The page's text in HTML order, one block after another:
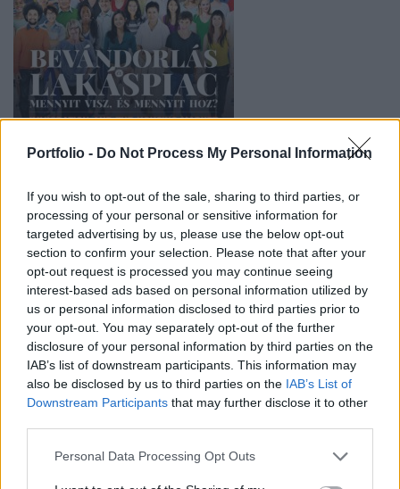
Portfolio - Do Not Process My Personal Information
If you wish to opt-out of the sale, sharing to third parties, or
processing of your personal or sensitive information for
targeted advertising by us, please use the below opt-out
section to confirm your selection. Please note that after your
opt-out request is processed you may continue seeing
interest-based ads based on personal information utilized by
us or personal information disclosed to third parties prior to
your opt-out. You may separately opt-out of the further
disclosure of your personal information by third parties on the
IAB’s list of downstream participants. This information may
also be disclosed by us to third parties on the IAB’s List of
Downstream Participants that may further disclose it to other
Personal Data Processing Opt Outs
Letöltés